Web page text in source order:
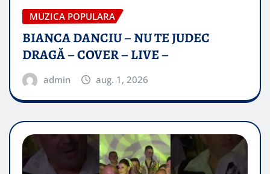
MUZICA POPULARA
BIANCA DANCIU – NU TE JUDEC
DRAGĂ – COVER – LIVE –
admin aug. 1, 2026